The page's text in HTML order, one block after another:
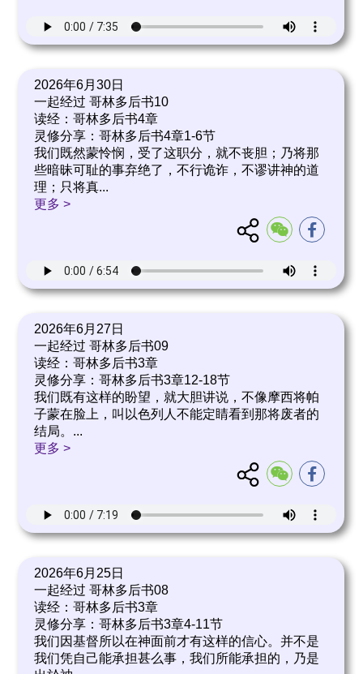
2026年6月30日
一起经过 哥林多后书10
读经：哥林多后书4章
灵修分享：哥林多后书4章1-6节
我们既然蒙怜悯，受了这职分，就不丧胆；乃将那
些暗昧可耻的事弃绝了，不行诡诈，不谬讲神的道
理；只将真...
更多 >
2026年6月27日
一起经过 哥林多后书09
读经：哥林多后书3章
灵修分享：哥林多后书3章12-18节
我们既有这样的盼望，就大胆讲说，不像摩西将帕
子蒙在脸上，叫以色列人不能定睛看到那将废者的
结局。 ...
更多 >
2026年6月25日
一起经过 哥林多后书08
读经：哥林多后书3章
灵修分享：哥林多后书3章4-11节
我们因基督所以在神面前才有这样的信心。并不是
我们凭自己能承担甚么事，我们所能承担的，乃是